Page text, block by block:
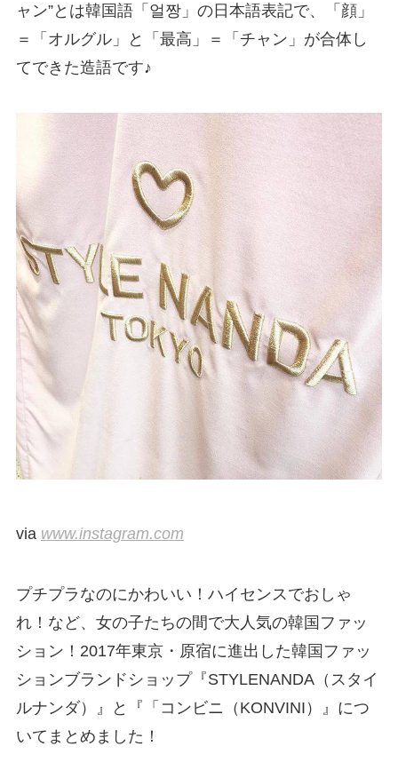
ャン”とは韓国語「얼짱」の日本語表記で、「顔」
＝「オルグル」と「最高」＝「チャン」が合体し
てできた造語です♪
via www.instagram.com
プチプラなのにかわいい！ハイセンスでおしゃ
れ！など、女の子たちの間で大人気の韓国ファッ
ション！2017年東京・原宿に進出した韓国ファッ
ションブランドショップ『STYLENANDA（スタイ
ルナンダ）』と『「コンビニ（KONVINI）』につ
いてまとめました！